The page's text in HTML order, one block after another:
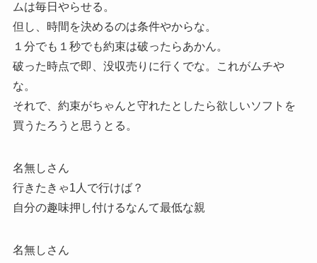
ムは毎日やらせる。
但し、時間を決めるのは条件やからな。
１分でも１秒でも約束は破ったらあかん。
破った時点で即、没収売りに行くでな。これがムチや
な。
それで、約束がちゃんと守れたとしたら欲しいソフトを
買うたろうと思うとる。
名無しさん
行きたきゃ1人で行けば？
自分の趣味押し付けるなんて最低な親
名無しさん